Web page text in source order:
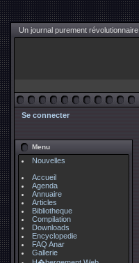
Un journal purement révolutionnaire
Se connecter
Menu
Nouvelles
Accueil
Agenda
Annuaire
Articles
Bibliotheque
Compilation
Downloads
Encyclopedie
FAQ Anar
Gallerie